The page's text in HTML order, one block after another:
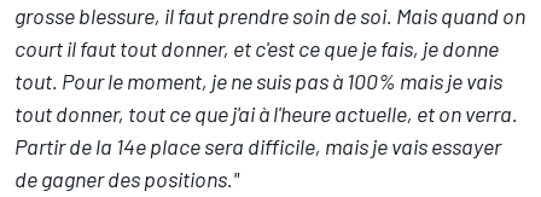
grosse blessure, il faut prendre soin de soi. Mais quand on
court il faut tout donner, et c'est ce que je fais, je donne
tout. Pour le moment, je ne suis pas à 100% mais je vais
tout donner, tout ce que j'ai à l'heure actuelle, et on verra.
Partir de la 14e place sera difficile, mais je vais essayer
de gagner des positions."